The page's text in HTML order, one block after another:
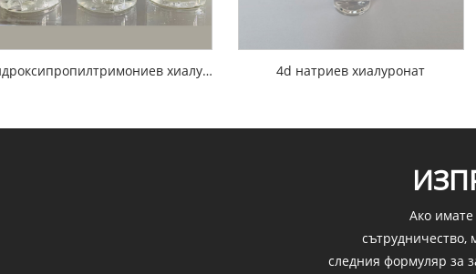
Хидроксипропилтримониев хиалуронат 4d натриев хиалуронат
Ако
сътрудничество,
следния формуляр за